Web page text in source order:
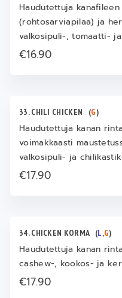
Haudutettuja
(rohtosarviapilaa) ja
valkosipuli-, tomaatti-
€16.90
33. CHILI CHICKEN (G)
Haudutettuja kanan
voimakkaasti
valkosipuli- ja
€17.90
34. CHICKEN KORMA (L,G)
Haudutettuja kanan
cashew-, kookos- ja
€17.90